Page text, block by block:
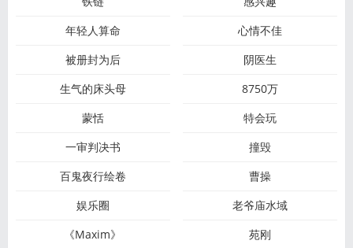
年轻人算命
心情不佳
被册封为后
阴医生
生气的床头母
8750万
蒙恬
特会玩
一审判决书
撞毁
百鬼夜行绘卷
曹操
娱乐圈
老爷庙水域
《Maxim》
苑刚